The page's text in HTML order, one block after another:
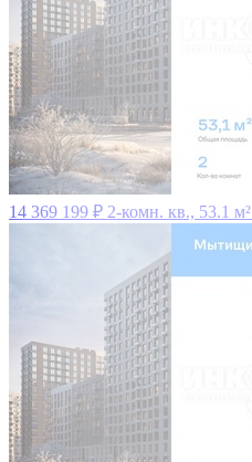
14 369 199 ₽ 2-комн. кв., 53.1 м²